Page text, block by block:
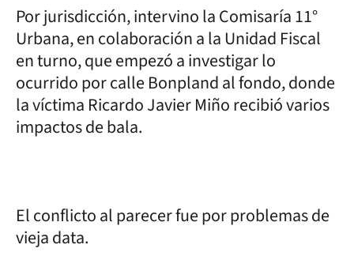
Por jurisdicción, intervino la Comisaría 11°
Urbana, en colaboración a la Unidad Fiscal
en turno, que empezó a investigar lo
ocurrido por calle Bonpland al fondo, donde
la víctima Ricardo Javier Miño recibió varios
impactos de bala.
El conflicto al parecer fue por problemas de
vieja data.